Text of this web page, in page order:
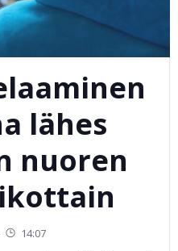
lähes
nuoren
14:07